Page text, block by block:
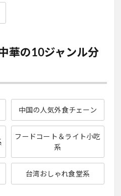
華の10ジャンル分
中国の人気外食チェーン
フードコート＆ライト小吃
系
台湾おしゃれ食堂系